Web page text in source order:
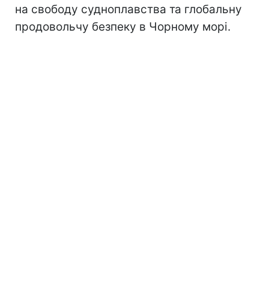
на свободу судноплавства та глобальну
продовольчу безпеку в Чорному морі.